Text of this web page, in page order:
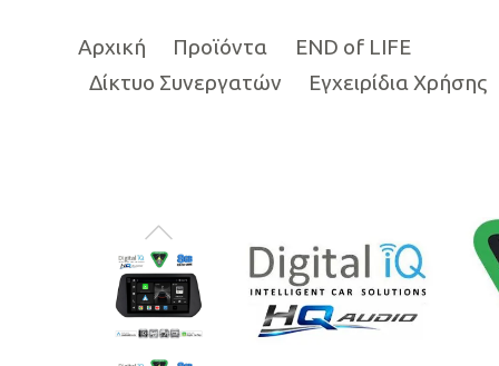
Αρχική Προϊόντα
END of LIFE
Δίκτυο Συνεργατών
Εγχειρίδια Χρήσης